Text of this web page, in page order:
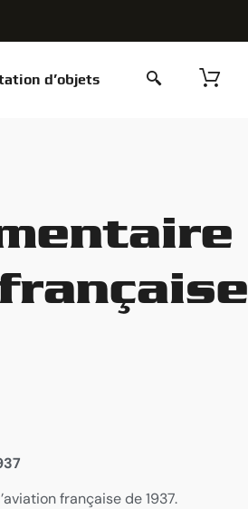
d’objets
française de 1937.